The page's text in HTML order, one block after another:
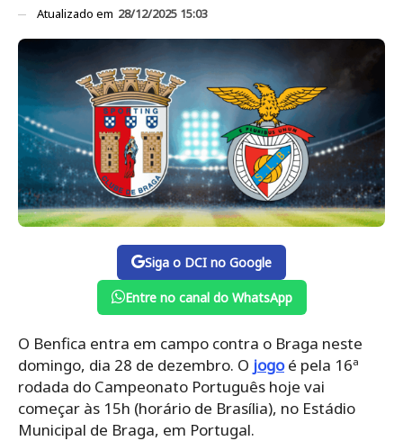
Atualizado em 28/12/2025 15:03
Siga o DCI no Google
Entre no canal do WhatsApp
O Benfica entra em campo contra o Braga neste
domingo, dia 28 de dezembro. O jogoé pela 16ª
rodada do Campeonato Português hoje vai
começar às 15h (horário de Brasília), no Estádio
Municipal de Braga, em Portugal.